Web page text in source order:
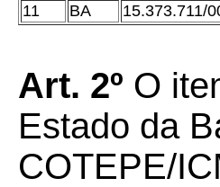
11
BA 15.373.711/
Art. 2º O
Estado da
COTEPE/